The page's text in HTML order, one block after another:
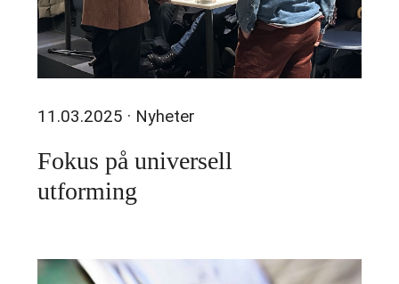
11.03.2025 · Nyheter
Fokus på universell
utforming